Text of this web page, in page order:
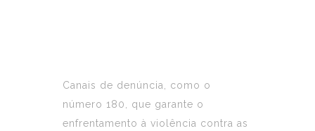
Canais de denúncia, como o
número 180, que garante o
enfrentamento à violência contra as